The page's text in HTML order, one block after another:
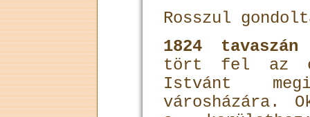
Rosszul
1824 tavaszán
tört fel az
Istvánt
városházára.